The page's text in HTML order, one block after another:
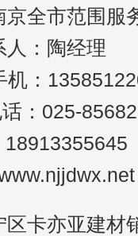
京全市范围服
人：陶经理
机：
：025-
18913355645
区卡亦亚建材